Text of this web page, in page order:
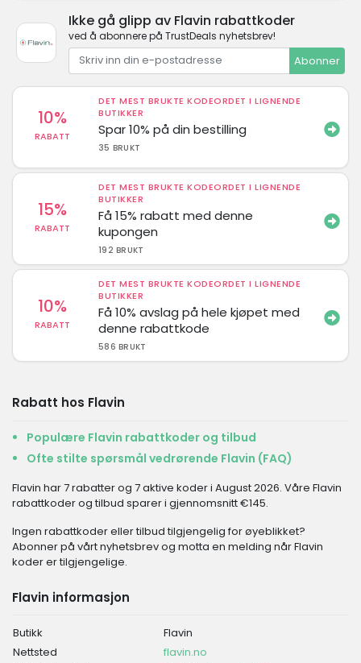
Ikke gå glipp av Flavin rabattkoder
ved å abonnere på TrustDeals nyhetsbrev!
Abonner
10%
RABATT
DET MEST BRUKTE KODEORDET I LIGNENDE
BUTIKKER
Spar 10% på din bestilling
35 BRUKT
15%
RABATT
DET MEST BRUKTE KODEORDET I LIGNENDE
BUTIKKER
Få 15% rabatt med denne
kupongen
192 BRUKT
10%
RABATT
DET MEST BRUKTE KODEORDET I LIGNENDE
BUTIKKER
Få 10% avslag på hele kjøpet med
denne rabattkode
586 BRUKT
Rabatt hos Flavin
Populære Flavin rabattkoder og tilbud
Ofte stilte spørsmål vedrørende Flavin (FAQ)
Flavin har 7 rabatter og 7 aktive koder i August 2026. Våre Flavin
rabattkoder og tilbud sparer i gjennomsnitt €145.
Ingen rabattkoder eller tilbud tilgjengelig for øyeblikket?
Abonner på vårt nyhetsbrev og motta en melding når Flavin
koder er tilgjengelige.
Flavin informasjon
Butikk
Flavin
Nettsted
flavin.no